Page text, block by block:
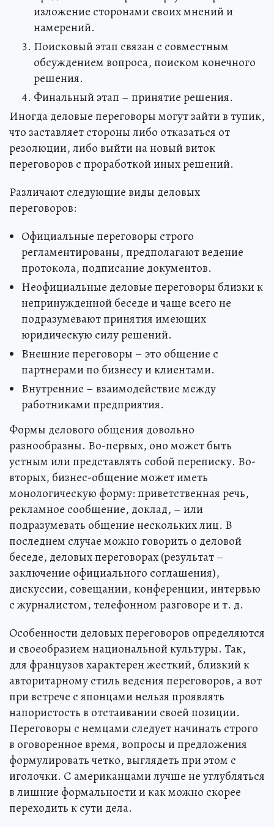
изложение сторонами своих мнений и
намерений.
Поисковый этап связан с совместным
обсуждением вопроса, поиском конечного
решения.
Финальный этап – принятие решения.
Иногда деловые переговоры могут зайти в тупик,
что заставляет стороны либо отказаться от
резолюции, либо выйти на новый виток
переговоров с проработкой иных решений.
Различают следующие виды деловых
переговоров:
Официальные переговоры строго
регламентированы, предполагают ведение
протокола, подписание документов.
Неофициальные деловые переговоры близки к
непринужденной беседе и чаще всего не
подразумевают принятия имеющих
юридическую силу решений.
Внешние переговоры – это общение с
партнерами по бизнесу и клиентами.
Внутренние – взаимодействие между
работниками предприятия.
Формы делового общения довольно
разнообразны. Во-первых, оно может быть
устным или представлять собой переписку. Во-
вторых, бизнес-общение может иметь
монологическую форму: приветственная речь,
рекламное сообщение, доклад, – или
подразумевать общение нескольких лиц. В
последнем случае можно говорить о деловой
беседе, деловых переговорах (результат –
заключение официального соглашения),
дискуссии, совещании, конференции, интервью
с журналистом, телефонном разговоре и т. д.
Особенности деловых переговоров определяются
и своеобразием национальной культуры. Так,
для французов характерен жесткий, близкий к
авторитарному стиль ведения переговоров, а вот
при встрече с японцами нельзя проявлять
напористость в отстаивании своей позиции.
Переговоры с немцами следует начинать строго
в оговоренное время, вопросы и предложения
формулировать четко, выглядеть при этом с
иголочки. С американцами лучше не углубляться
в лишние формальности и как можно скорее
переходить к сути дела.